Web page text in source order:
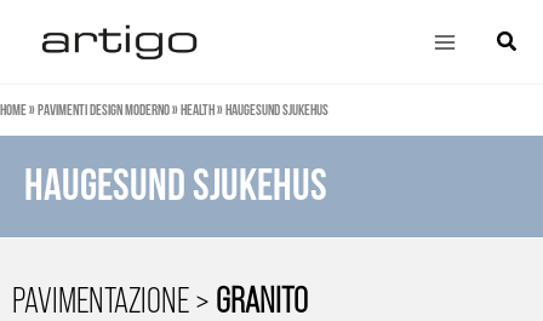
contenuto
Main
Cerca
Home»Pavimenti design moderno»Health»Haugesund sjukehus
Haugesund sjukehus
PAVIMENTAZIONE >GRANITO